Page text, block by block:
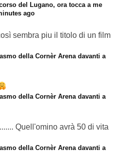
del Lugano, ora tocca a me
ago
sembra piu il titolo di un film
della Cornèr Arena davanti a
della Cornèr Arena davanti a
Quell'omino avrà 50 di vita
della Cornèr Arena davanti a